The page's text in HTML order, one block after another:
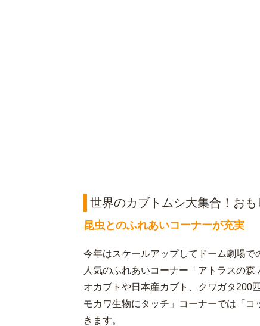
世界のカブトムシ大集合！お
昆虫とのふれあいコーナーが充実
今年はスケールアップしてドーム劇場で
人気のふれあいコーナー「アトラスの
オカブトや日本産カブト、クワガタ200
モカワ生物にタッチ」コーナーでは「
きます。